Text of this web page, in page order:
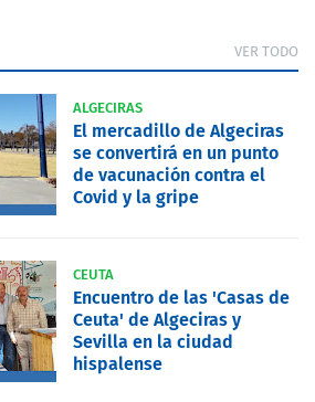
VER TODO
ALGECIRAS
El mercadillo de Algeciras
se convertirá en un punto
de vacunación contra el
Covid y la gripe
CEUTA
Encuentro de las 'Casas de
Ceuta' de Algeciras y
Sevilla en la ciudad
hispalense